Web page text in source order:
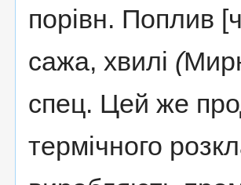
порівн. Поплив
сажа, хвилі (
спец. Цей же
термічного